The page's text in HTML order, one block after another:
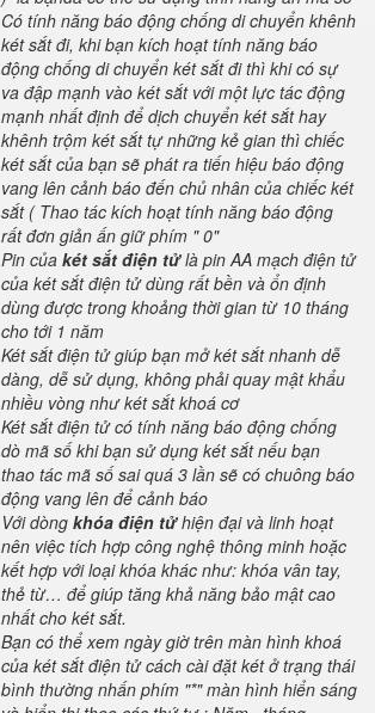
Có tính năng báo động chống di chuyển khênh
két sắt đi, khi bạn kích hoạt tính năng báo
động chống di chuyển két sắt đi thì khi có sự
va đập mạnh vào két sắt với một lực tác động
mạnh nhất định để dịch chuyển két sắt hay
khênh trộm két sắt tự những kẻ gian thì chiếc
két sắt của bạn sẽ phát ra tiến hiệu báo động
vang lên cảnh báo đến chủ nhân của chiếc két
sắt ( Thao tác kích hoạt tính năng báo động
rất đơn giản ấn giữ phím " 0"
Pin của két sắt điện tửlà pin AA mạch điện tử
của két sắt điện tử dùng rất bền và ổn định
dùng được trong khoảng thời gian từ 10 tháng
cho tới 1 năm
Két sắt điện tử giúp bạn mở két sắt nhanh dễ
dàng, dễ sử dụng, không phải quay mật khẩu
nhiều vòng như két sắt khoá cơ
Két sắt điện tử có tính năng báo động chống
dò mã số khi bạn sử dụng két sắt nếu bạn
thao tác mã số sai quá 3 lần sẽ có chuông báo
động vang lên để cảnh báo
Với dòng khóa điện tửhiện đại và linh hoạt
nên việc tích hợp công nghệ thông minh hoặc
kết hợp với loại khóa khác như: khóa vân tay,
thẻ từ… để giúp tăng khả năng bảo mật cao
nhất cho két sắt.
Bạn có thể xem ngày giờ trên màn hình khoá
của két sắt điện tử cách cài đặt két ở trạng thái
bình thường nhấn phím "*" màn hình hiển sáng